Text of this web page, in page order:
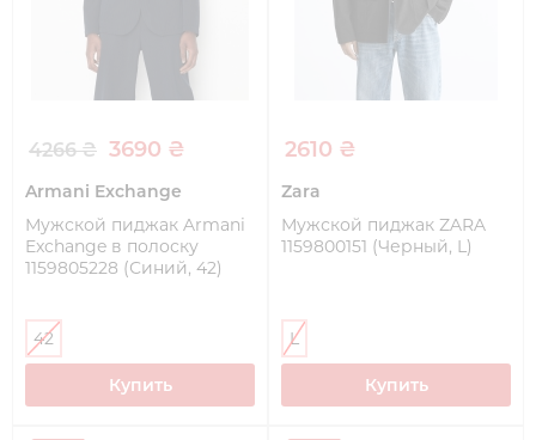
4266 ₴ 3690 ₴
Armani Exchange
Мужской пиджак Armani
Exchange в полоску
1159805228 (Синий, 42)
42
Купить
2610 ₴
Zara
Мужской пиджак ZARA
1159800151 (Черный, L)
L
Купить